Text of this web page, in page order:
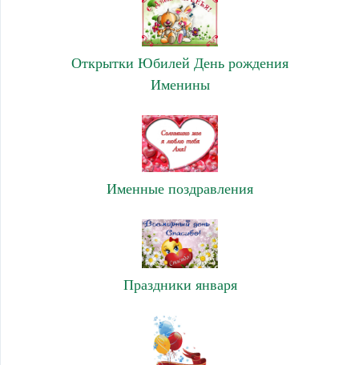
Открытки Юбилей День рождения
Именины
Именные поздравления
Праздники января